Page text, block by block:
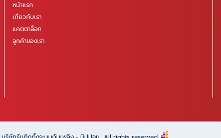
หน้าแรก
เกี่ยวกับเรา
แคตตาล็อก
ลูกค้าของเรา